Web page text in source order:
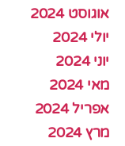
אוגוסט 2024
יולי 2024
יוני 2024
מאי 2024
אפריל 2024
מרץ 2024